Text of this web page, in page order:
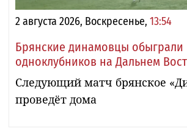
2 августа 2026, Воскресенье, 13:54
Брянские динамовцы обыграли
одноклубников на Дальнем
Следующий матч брянское
проведёт дома